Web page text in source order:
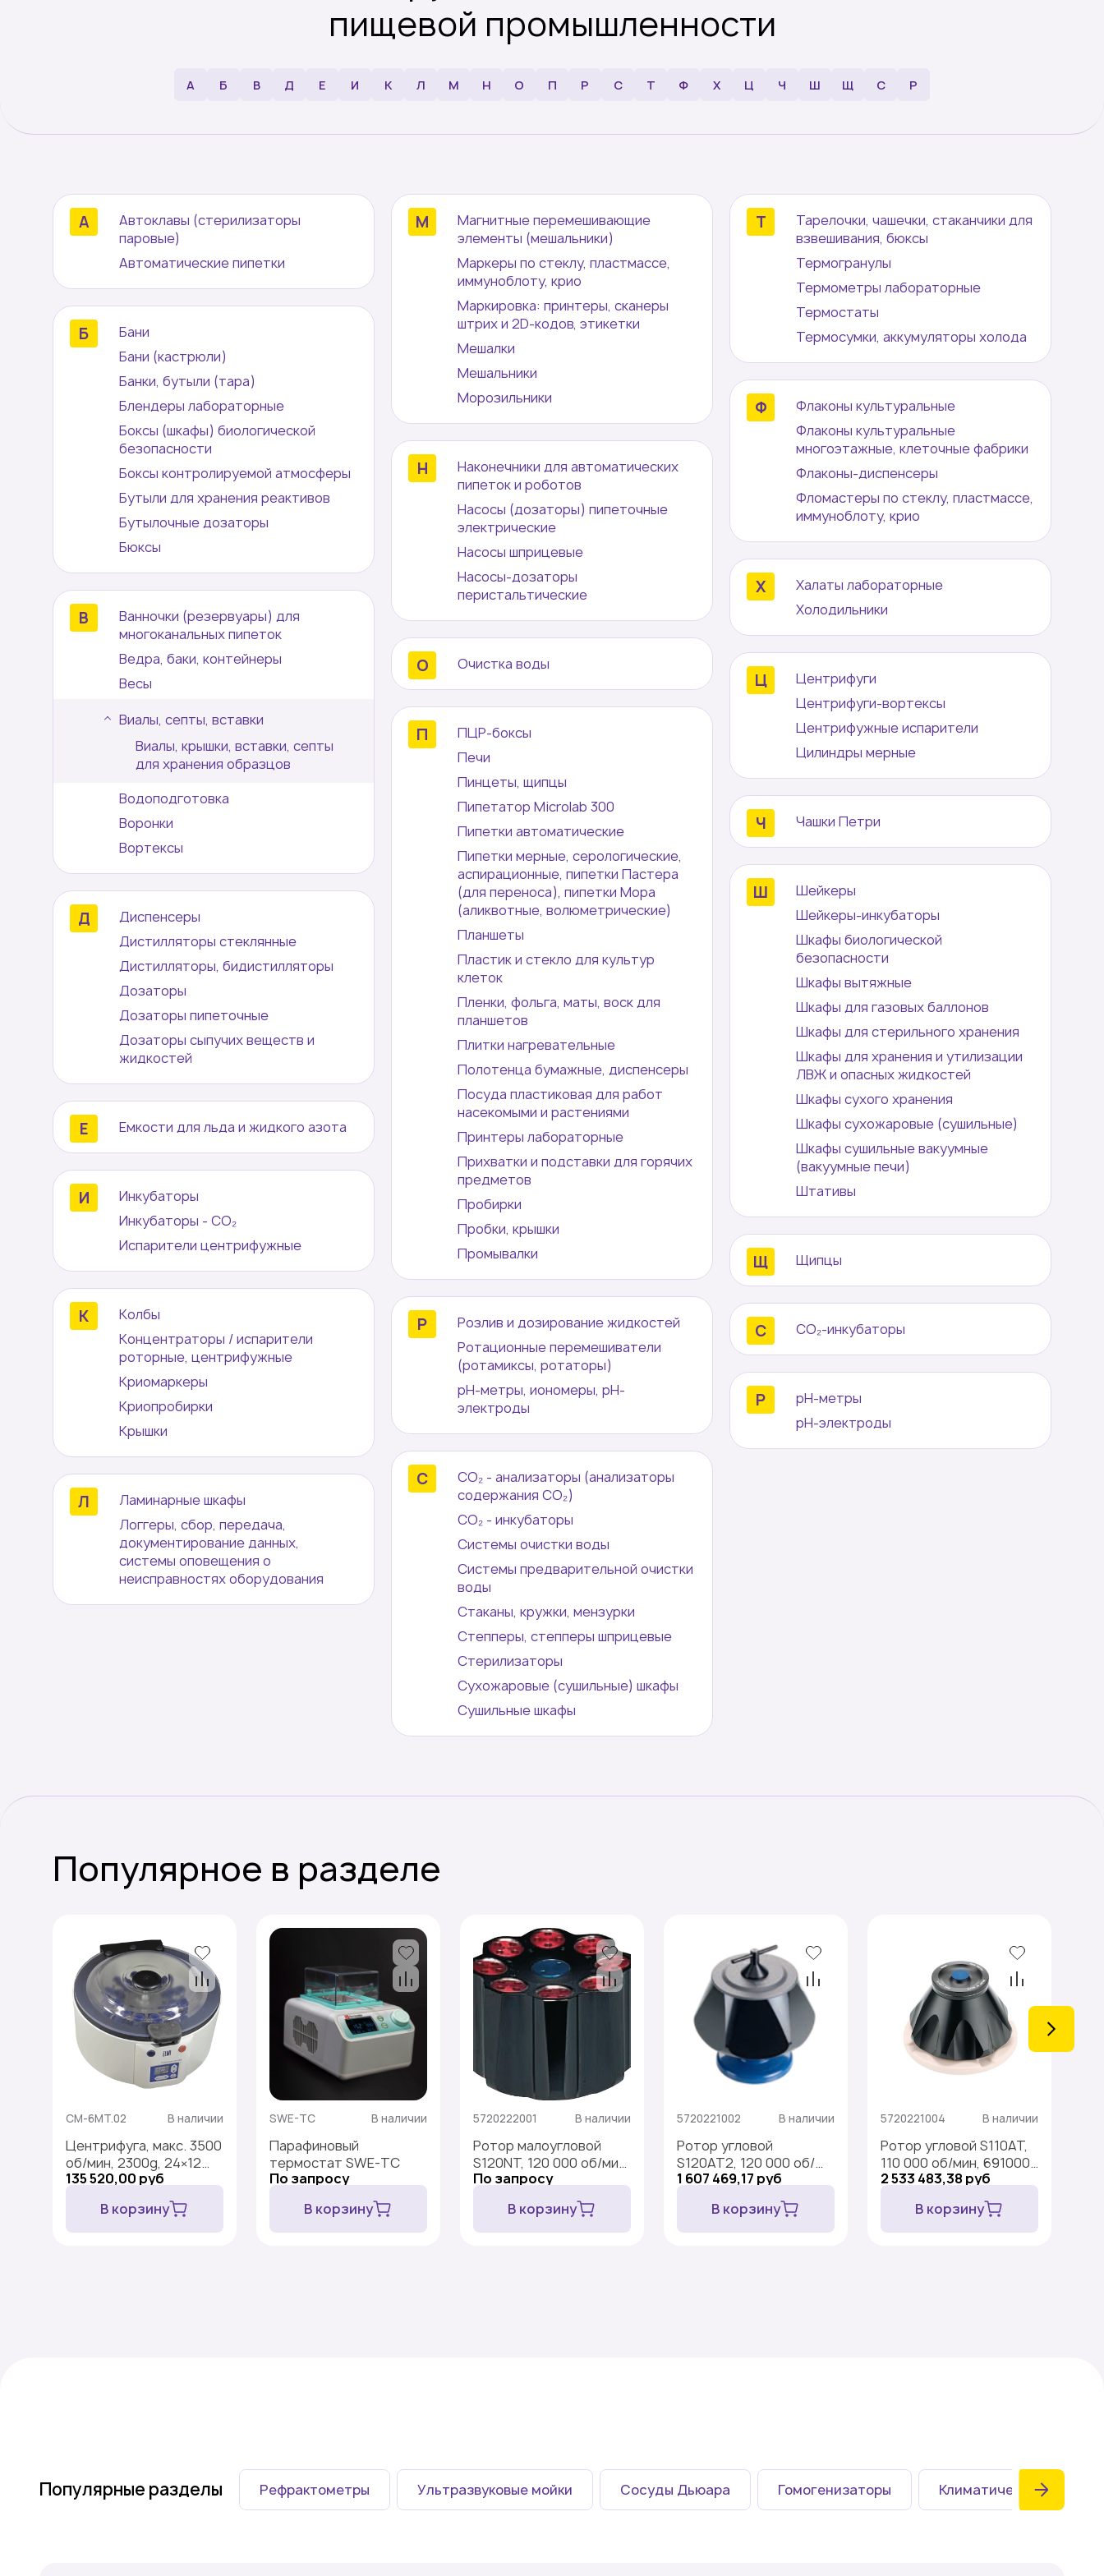
пластик, стекло
препараты, наборы
пищевой промышленности
А Б В Д Е И К Л М Н О П Р С Т Ф Х Ц Ч Ш Щ C P
Автоклавы (стерилизаторы
паровые)
Автоматические пипетки
Бани
Бани (кастрюли)
Банки, бутыли (тара)
Блендеры лабораторные
Боксы (шкафы) биологической
безопасности
Боксы контролируемой атмосферы
Бутыли для хранения реактивов
Бутылочные дозаторы
Бюксы
Ванночки (резервуары) для
многоканальных пипеток
Ведра, баки, контейнеры
Весы
Виалы, септы, вставки
Виалы, крышки, вставки, септы
для хранения образцов
Водоподготовка
Воронки
Вортексы
Диспенсеры
Дистилляторы стеклянные
Дистилляторы, бидистилляторы
Дозаторы
Дозаторы пипеточные
Дозаторы сыпучих веществ и
жидкостей
Емкости для льда и жидкого азота
Инкубаторы
Инкубаторы - CO₂
Испарители центрифужные
Колбы
Концентраторы / испарители
роторные, центрифужные
Криомаркеры
Криопробирки
Крышки
Ламинарные шкафы
Логгеры, сбор, передача,
документирование данных,
системы оповещения о
неисправностях оборудования
Магнитные перемешивающие
элементы (мешальники)
Маркеры по стеклу, пластмассе,
иммуноблоту, крио
Маркировка: принтеры, сканеры
штрих и 2D-кодов, этикетки
Мешалки
Мешальники
Морозильники
Наконечники для автоматических
пипеток и роботов
Насосы (дозаторы) пипеточные
электрические
Насосы шприцевые
Насосы-дозаторы
перистальтические
Очистка воды
ПЦР-боксы
Печи
Пинцеты, щипцы
Пипетатор Microlab 300
Пипетки автоматические
Пипетки мерные, серологические,
аспирационные, пипетки Пастера
(для переноса), пипетки Мора
(аликвотные, волюметрические)
Планшеты
Пластик и стекло для культур
клеток
Пленки, фольга, маты, воск для
планшетов
Плитки нагревательные
Полотенца бумажные, диспенсеры
Посуда пластиковая для работ
насекомыми и растениями
Принтеры лабораторные
Прихватки и подставки для горячих
предметов
Пробирки
Пробки, крышки
Промывалки
Розлив и дозирование жидкостей
Ротационные перемешиватели
(ротамиксы, ротаторы)
рН-метры, иономеры, рН-
электроды
СО₂ - анализаторы (анализаторы
содержания СО₂)
СО₂ - инкубаторы
Системы очистки воды
Системы предварительной очистки
воды
Стаканы, кружки, мензурки
Степперы, степперы шприцевые
Стерилизаторы
Сухожаровые (сушильные) шкафы
Сушильные шкафы
Тарелочки, чашечки, стаканчики для
взвешивания, бюксы
Термогранулы
Термометры лабораторные
Термостаты
Термосумки, аккумуляторы холода
Флаконы культуральные
Флаконы культуральные
многоэтажные, клеточные фабрики
Флаконы-диспенсеры
Фломастеры по стеклу, пластмассе,
иммуноблоту, крио
Халаты лабораторные
Холодильники
Центрифуги
Центрифуги-вортексы
Центрифужные испарители
Цилиндры мерные
Чашки Петри
Шейкеры
Шейкеры-инкубаторы
Шкафы биологической
безопасности
Шкафы вытяжные
Шкафы для газовых баллонов
Шкафы для стерильного хранения
Шкафы для хранения и утилизации
ЛВЖ и опасных жидкостей
Шкафы сухого хранения
Шкафы сухожаровые (сушильные)
Шкафы сушильные вакуумные
(вакуумные печи)
Штативы
Щипцы
CO₂-инкубаторы
pH-метры
pH-электроды
Популярное в разделе
CM-6MT.02 В наличии
Центрифуга, макс. 3500
об/мин, 2300g, 24×12
мл, ротор 6М.02,
135 520,00 руб
В корзину
SWE-TC В наличии
Парафиновый
термостат SWE-TC
По запросу
В корзину
5720222001 В наличии
Ротор малоугловой
S120NT, 120 000 об/мин,
586000 ×g, 8×2 мл
По запросу
В корзину
5720221002 В наличии
Ротор угловой
S120AT2, 120 000 об/
мин, 650000 ×g, 10×2 мл
1 607 469,17 руб
В корзину
5720221004 В наличии
Ротор угловой S110AT,
110 000 об/мин, 691000
×g, 8×5 мл
2 533 483,38 руб
В корзину
Популярные разделы Рефрактометры Ультразвуковые мойки Сосуды Дьюара Гомогенизаторы Климатические камеры
Форма успешно
отправлена
Мы свяжемся с вами в течение